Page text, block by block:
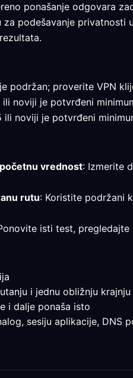
ponašanje odgovara
za podešavanje privatnosti
podržan; proverite VPN
ili noviji je potvrđeni
ili noviji je potvrđeni
vrednost: Izmerite
rutu: Koristite podržani
isti test,
i jednu obližnju
i dalje ponaša isto
sesiju aplikacije, DNS